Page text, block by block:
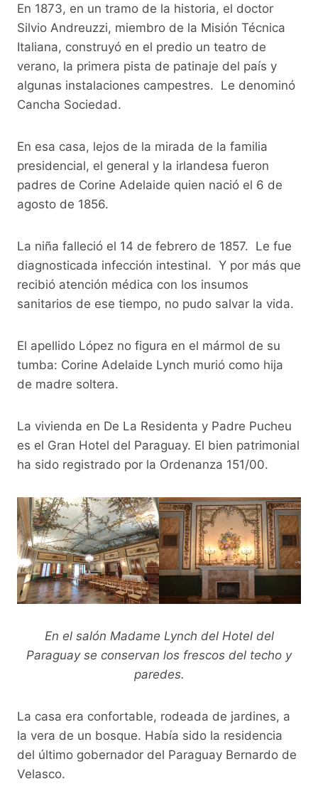
En 1873, en un tramo de la historia, el doctor
Silvio Andreuzzi, miembro de la Misión Técnica
Italiana, construyó en el predio un teatro de
verano, la primera pista de patinaje del país y
algunas instalaciones campestres. Le denominó
Cancha Sociedad.
En esa casa, lejos de la mirada de la familia
presidencial, el general y la irlandesa fueron
padres de Corine Adelaide quien nació el 6 de
agosto de 1856.
La niña falleció el 14 de febrero de 1857. Le fue
diagnosticada infección intestinal. Y por más que
recibió atención médica con los insumos
sanitarios de ese tiempo, no pudo salvar la vida.
El apellido López no figura en el mármol de su
tumba: Corine Adelaide Lynch murió como hija
de madre soltera.
La vivienda en De La Residenta y Padre Pucheu
es el Gran Hotel del Paraguay. El bien patrimonial
ha sido registrado por la Ordenanza 151/00.
En el salón Madame Lynch del Hotel del
Paraguay se conservan los frescos del techo y
paredes.
La casa era confortable, rodeada de jardines, a
la vera de un bosque. Había sido la residencia
del último gobernador del Paraguay Bernardo de
Velasco.